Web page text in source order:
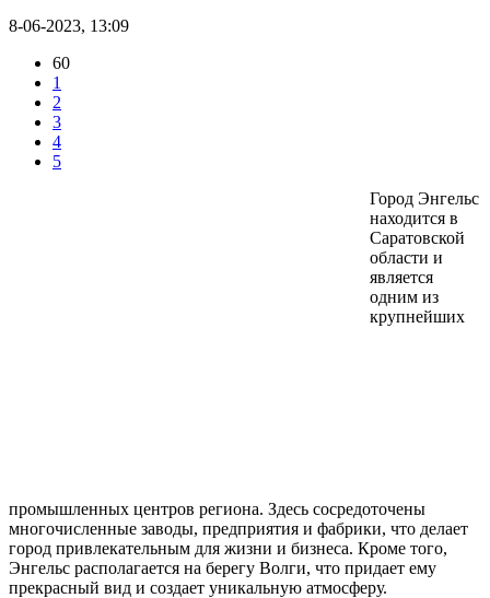
8-06-2023, 13:09
60
1
2
3
4
5
Город Энгельс
находится в
Саратовской
области и
является
одним из
крупнейших
промышленных центров региона. Здесь сосредоточены
многочисленные заводы, предприятия и фабрики, что делает
город привлекательным для жизни и бизнеса. Кроме того,
Энгельс располагается на берегу Волги, что придает ему
прекрасный вид и создает уникальную атмосферу.